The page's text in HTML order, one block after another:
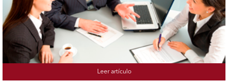
Leer artículo